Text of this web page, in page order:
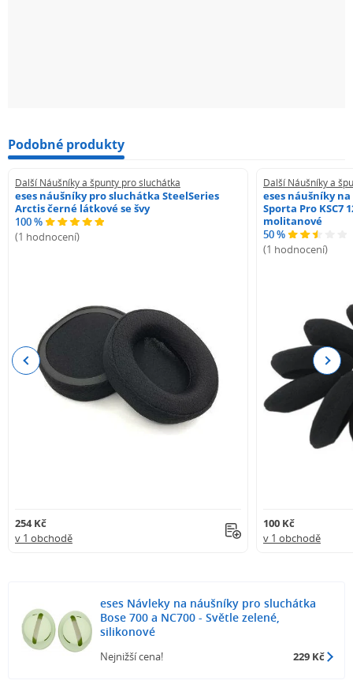
Podobné produkty
Další Náušníky a špunty pro sluchátka
eses náušníky pro sluchátka SteelSeries
Arctis černé látkové se švy
100 %
(1 hodnocení)
254 Kč
v 1 obchodě
Další Náušníky a
eses náušníky
Sporta Pro KSC7
molitanové
50 %
(1 hodnocení)
100 Kč
v 1 obchodě
Previous Next
eses Návleky na náušníky pro sluchátka
Bose 700 a NC700 - Světle zelené,
silikonové
Nejnižší cena! 229 Kč